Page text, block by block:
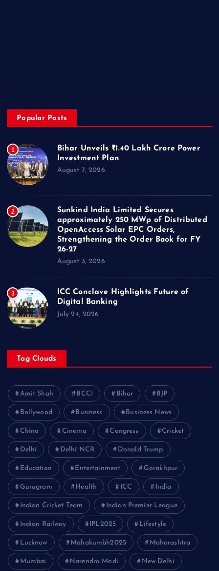
Popular Posts
1
Bihar Unveils ₹1.40 Lakh Crore Power
Investment Plan
August 7, 2026
2
Sunkind India Limited Secures
approximately 250 MWp of Distributed
OpenAccess Solar EPC Orders,
Strengthening the Order Book for FY
26-27
August 3, 2026
3
ICC Conclave Highlights Future of
Digital Banking
July 24, 2026
Tag Clouds
Amit Shah BCCI Bihar BJP
Bollywood Business Business News
China Cinema Congress Cricket
Delhi Delhi NCR Donald Trump
Education Entertainment Gorakhpur
Gurugram Health ICC India
Indian Cricket Team Indian Premier League
Indian Railway IPL2025 Lifestyle
Lucknow Mahakumbh2025 Maharashtra
Mumbai Narendra Modi New Delhi